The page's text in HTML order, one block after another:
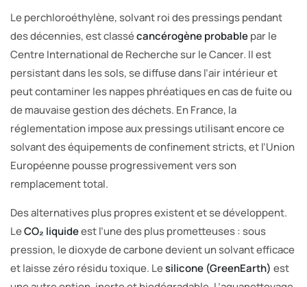
Le perchloroéthylène, solvant roi des pressings pendant
des décennies, est classécancérogène probablepar le
Centre International de Recherche sur le Cancer. Il est
persistant dans les sols, se diffuse dans l’air intérieur et
peut contaminer les nappes phréatiques en cas de fuite ou
de mauvaise gestion des déchets. En France, la
réglementation impose aux pressings utilisant encore ce
solvant des équipements de confinement stricts, et l’Union
Européenne pousse progressivement vers son
remplacement total.
Des alternatives plus propres existent et se développent.
LeCO₂ liquideest l’une des plus prometteuses : sous
pression, le dioxyde de carbone devient un solvant efficace
et laisse zéro résidu toxique. Lesilicone (GreenEarth) est